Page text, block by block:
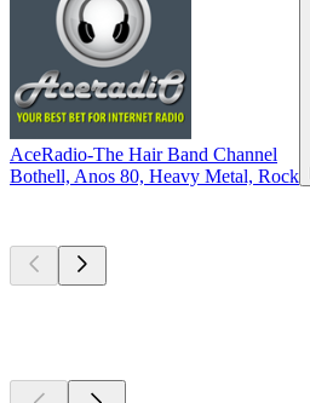
AceRadio-The Hair Band Channel
Bothell, Anos 80, Heavy Metal, Rock